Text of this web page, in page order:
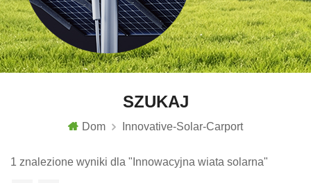
SZUKAJ
Dom Innovative-Solar-Carport
1 znalezione wyniki dla "Innowacyjna wiata solarna"